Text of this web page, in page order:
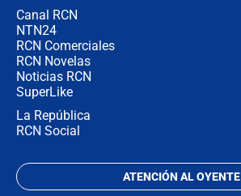
Canal RCN
NTN24
RCN Comerciales
RCN Novelas
Noticias RCN
SuperLike
La República
RCN Social
ATENCIÓN AL OYENTE